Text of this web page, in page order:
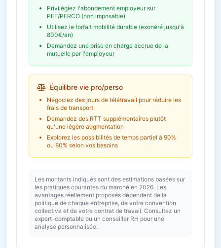
Privilégiez l'abondement employeur sur
PEE/PERCO (non imposable)
Utilisez le forfait mobilité durable (exonéré jusqu'à
800€/an)
Demandez une prise en charge accrue de la
mutuelle par l'employeur
Équilibre vie pro/perso
Négociez des jours de télétravail pour réduire les
frais de transport
Demandez des RTT supplémentaires plutôt
qu'une légère augmentation
Explorez les possibilités de temps partiel à 90%
ou 80% selon vos besoins
Les montants indiqués sont des estimations basées sur
les pratiques courantes du marché en 2026. Les
avantages réellement proposés dépendent de la
politique de chaque entreprise, de votre convention
collective et de votre contrat de travail. Consultez un
expert-comptable ou un conseiller RH pour une
analyse personnalisée.